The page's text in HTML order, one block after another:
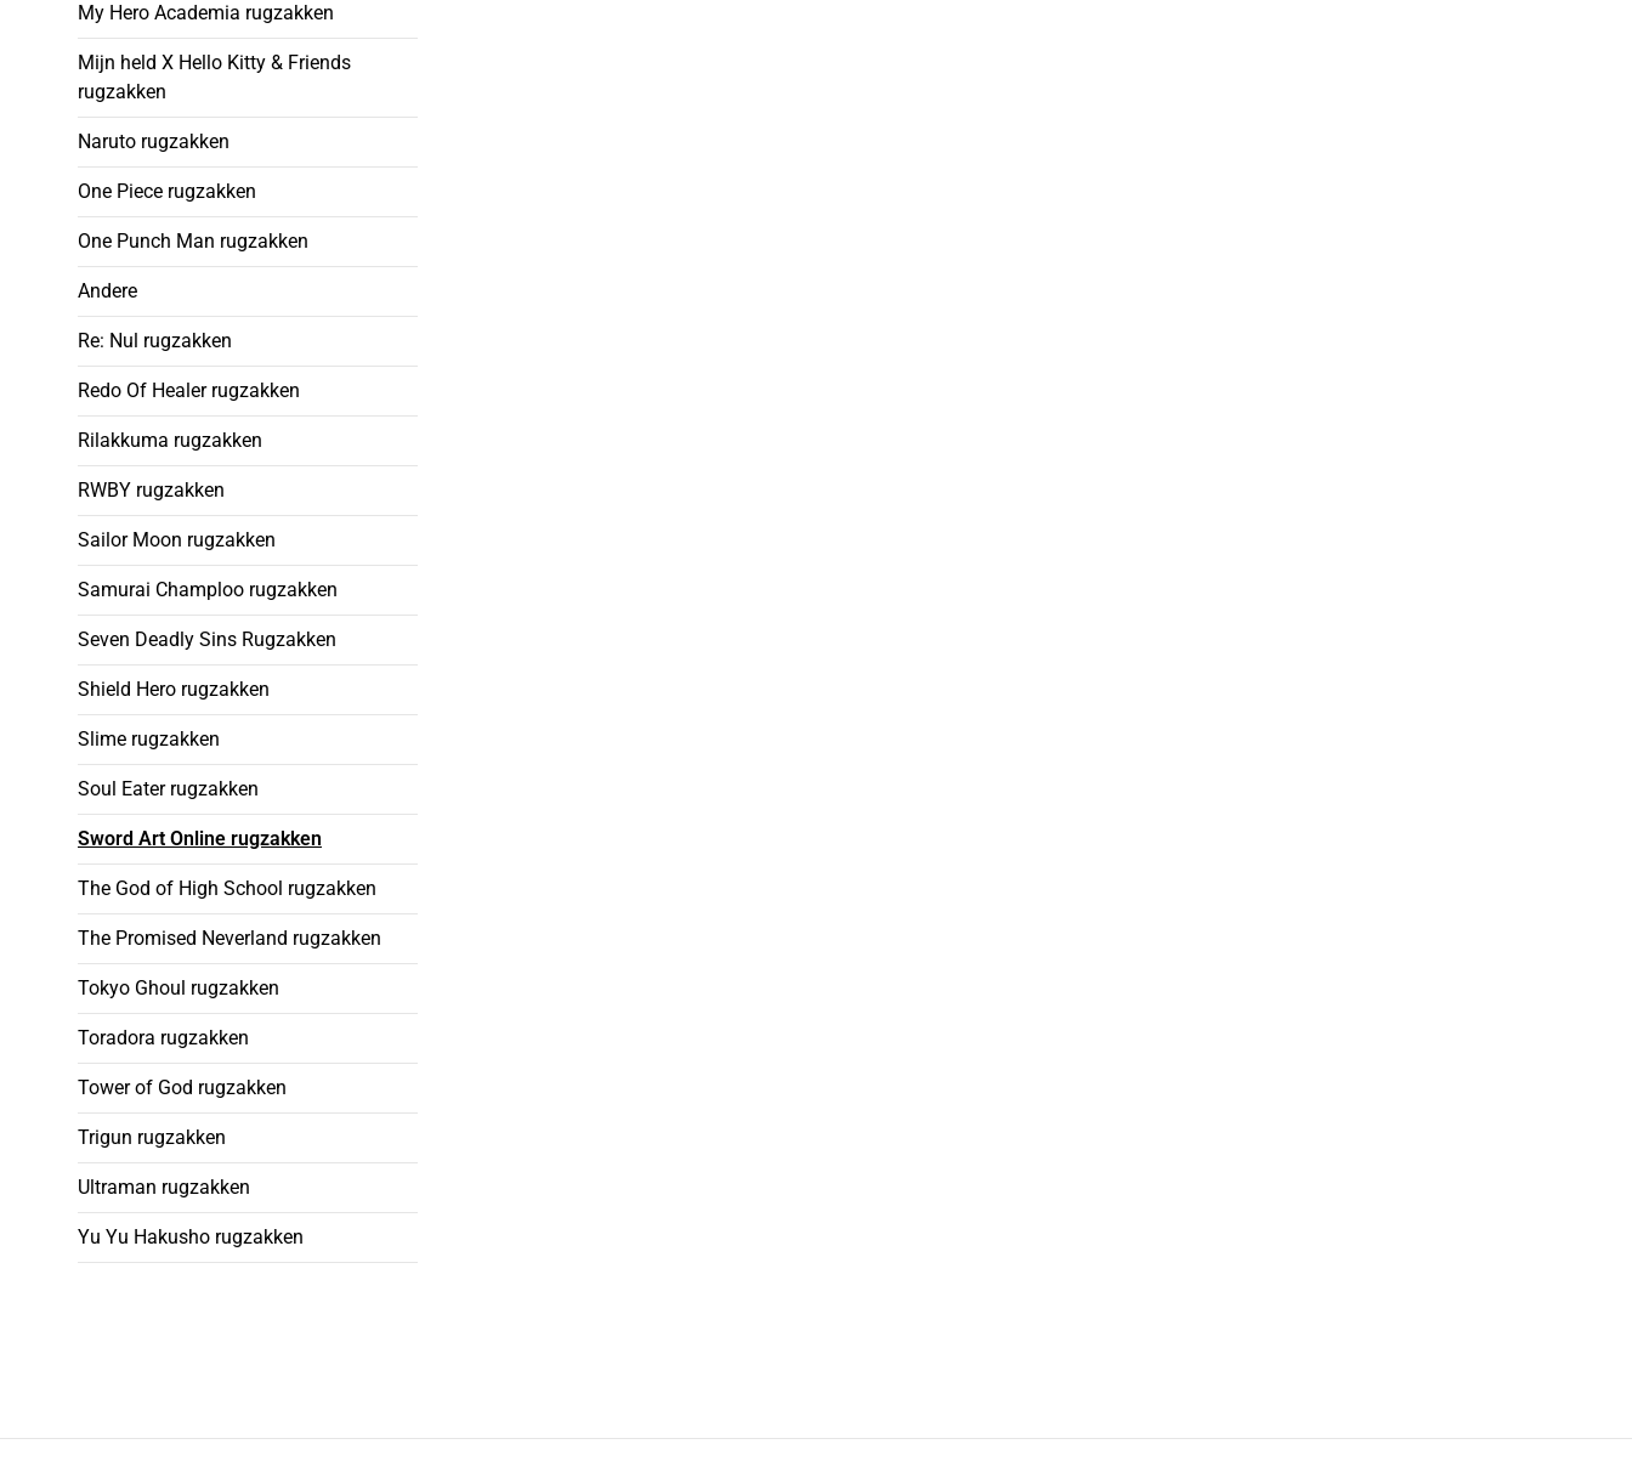
My Hero Academia rugzakken
Mijn held X Hello Kitty & Friends
rugzakken
Naruto rugzakken
One Piece rugzakken
One Punch Man rugzakken
Andere
Re: Nul rugzakken
Redo Of Healer rugzakken
Rilakkuma rugzakken
RWBY rugzakken
Sailor Moon rugzakken
Samurai Champloo rugzakken
Seven Deadly Sins Rugzakken
Shield Hero rugzakken
Slime rugzakken
Soul Eater rugzakken
Sword Art Online rugzakken
The God of High School rugzakken
The Promised Neverland rugzakken
Tokyo Ghoul rugzakken
Toradora rugzakken
Tower of God rugzakken
Trigun rugzakken
Ultraman rugzakken
Yu Yu Hakusho rugzakken